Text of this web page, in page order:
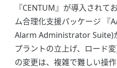
『CENTUM』が導入されて
ム合理化支援パッケージ 『
Alarm Administrator Suite)
プラントの立上げ、ロード
の変更は、複雑で難しい操